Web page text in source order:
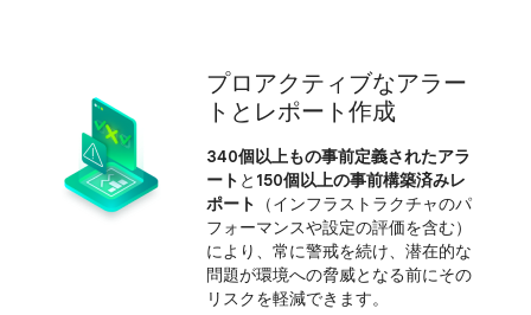
プロアクティブなアラー
トと レポート作成
340個以上もの事前定義されたアラ
ートと150個以上の事前構築済みレ
ポート （インフラストラクチャのパ
フォーマンスや設定の評価を含む）
により、常に警戒を続け、潜在的な
問題が環境への脅威となる前にその
リスクを軽減できます。